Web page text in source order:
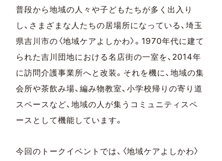
普段から地域の人々や子どもたちが多く出入り
し、さまざまな人たちの居場所になっている、埼玉
県吉川市の〈地域ケアよしかわ〉。1970年代に建て
られた吉川団地における名店街の一室を、2014年
に訪問介護事業所へと改装。それを機に、地域の集
会所や茶飲み場、編み物教室、小学校帰りの寄り道
スペースなど、地域の人が集うコミュニティスペ
ースとして機能しています。
今回のトークイベントでは、〈地域ケアよしかわ〉